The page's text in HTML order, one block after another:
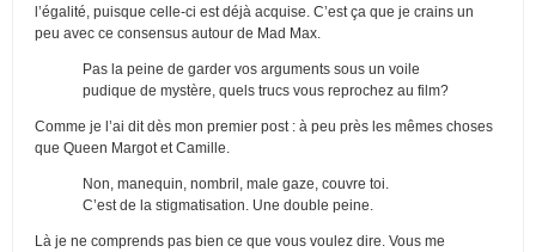
l’égalité, puisque celle-ci est déjà acquise. C’est ça que je crains un
peu avec ce consensus autour de Mad Max.
Pas la peine de garder vos arguments sous un voile
pudique de mystère, quels trucs vous reprochez au film?
Comme je l’ai dit dès mon premier post : à peu près les mêmes choses
que Queen Margot et Camille.
Non, manequin, nombril, male gaze, couvre toi.
C’est de la stigmatisation. Une double peine.
Là je ne comprends pas bien ce que vous voulez dire. Vous me